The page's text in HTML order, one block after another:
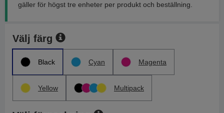
gäller för högst tre enheter per produkt och beställning.
Välj färg
Black Cyan Magenta
Yellow Multipack